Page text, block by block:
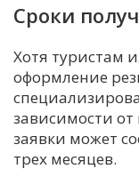
Сроки
Хотя туристам
оформление
зависимости от
заявки может
трех месяцев.